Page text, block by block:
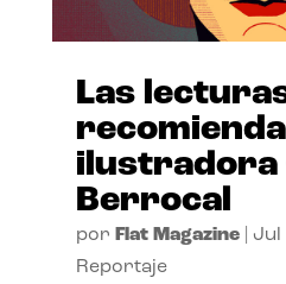
Las
ilustradora
Berrocal
por Flat Magazine| Jul
Reportaje